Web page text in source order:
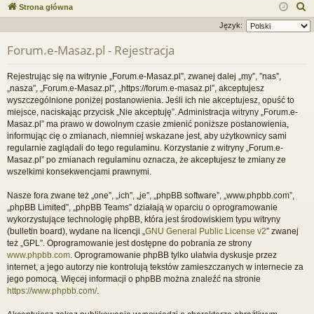
uj
ę
es
j
Strona główna
z
Język:
Forum.e-Masaz.pl - Rejestracja
Rejestrując się na witrynie „Forum.e-Masaz.pl”, zwanej dalej „my”, ”nas”,
„nasza”, „Forum.e-Masaz.pl”, „https://forum.e-masaz.pl”, akceptujesz
wyszczególnione poniżej postanowienia. Jeśli ich nie akceptujesz, opuść to
miejsce, naciskając przycisk „Nie akceptuję”. Administracja witryny „Forum.e-
Masaz.pl” ma prawo w dowolnym czasie zmienić poniższe postanowienia,
informując cię o zmianach, niemniej wskazane jest, aby użytkownicy sami
regularnie zaglądali do tego regulaminu. Korzystanie z witryny „Forum.e-
Masaz.pl” po zmianach regulaminu oznacza, że akceptujesz te zmiany ze
wszelkimi konsekwencjami prawnymi.
Nasze fora zwane też „one”, „ich”, „je”, „phpBB software”, „www.phpbb.com”,
„phpBB Limited”, „phpBB Teams” działają w oparciu o oprogramowanie
wykorzystujące technologię phpBB, która jest środowiskiem typu witryny
(bulletin board), wydane na licencji „ GNU General Public License v2” zwanej
też „GPL”. Oprogramowanie jest dostępne do pobrania ze strony
www.phpbb.com . Oprogramowanie phpBB tylko ułatwia dyskusje przez
internet, a jego autorzy nie kontrolują tekstów zamieszczanych w internecie za
jego pomocą. Więcej informacji o phpBB można znaleźć na stronie
https://www.phpbb.com/.